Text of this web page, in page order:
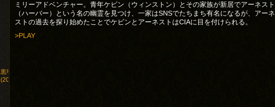
黒牢城
(2026)
ミリーアドベンチャー。青年ケビン（ウィンストン）とその家族が新居でアーネスト
（ハーバー）という名の幽霊を見つけ、一家はSNSでたちまち有名になるが、アーネ
ストの過去を探り始めたことでケビンとアーネストはCIAに目を付けられる。
>PLAY